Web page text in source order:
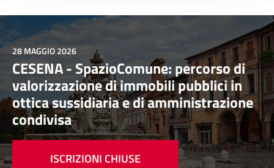
28 MAGGIO 2026
CESENA - SpazioComune: percorso di
valorizzazione di immobili pubblici in
ottica sussidiaria e di amministrazione
condivisa
ISCRIZIONI CHIUSE